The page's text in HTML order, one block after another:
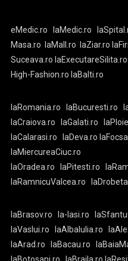
eMedic.ro laMedic.ro
Masa.ro
laMall.ro laZiar.ro
Suceava.ro laExecutareSilita.ro
High-Fashion.ro laBalti.ro
laRomania.ro laBucuresti.ro
laCraiova.ro
laGalati.ro
laCalarasi.ro
laDeva.ro
laMiercureaCiuc.ro
laOradea.ro
laPitesti.ro
laRamnicuValcea.ro
laBrasov.ro la-Iasi.ro
laVaslui.ro
laAlbaIulia.ro
laArad.ro
laBacau.ro